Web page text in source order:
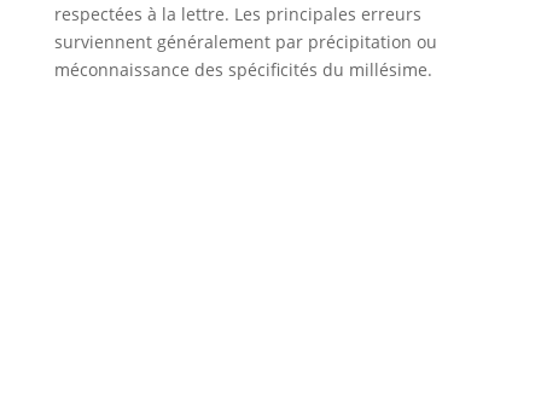
respectées à la lettre. Les principales erreurs
surviennent généralement par précipitation ou
méconnaissance des spécificités du millésime.